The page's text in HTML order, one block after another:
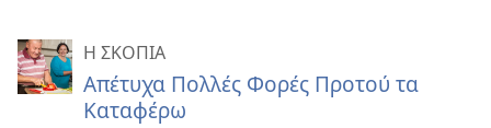
Η ΣΚΟΠΙΑ
Απέτυχα Πολλές Φορές Προτού τα
Καταφέρω